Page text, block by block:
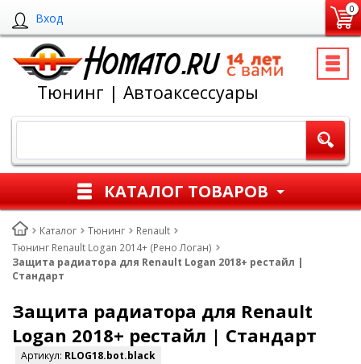
Вход
0
Тюнинг | Автоаксессуары
КАТАЛОГ ТОВАРОВ
Каталог Тюнинг
Renault
Тюнинг Renault Logan 2014+ (Рено Логан)
Защита радиатора для Renault Logan 2018+ рестайл |
Стандарт
Защита радиатора для Renault
Logan 2018+ рестайл | Стандарт
Артикул: RLOG18.bot.black